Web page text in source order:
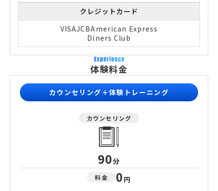
クレジットカード
VISAJCBAmerican Express
Diners Club
Experience
体験料金
カウンセリング＋体験トレーニング
カウンセリング
90分
料金 0 円